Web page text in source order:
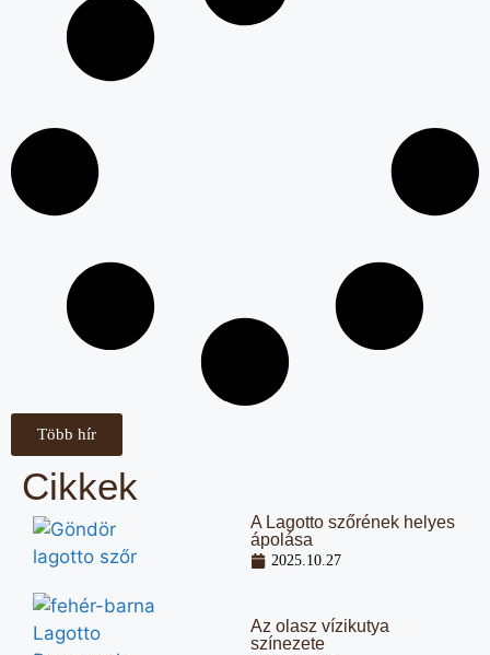
Több hír
Cikkek
A Lagotto szőrének helyes
ápolása
2025.10.27
Az olasz vízikutya
színezete